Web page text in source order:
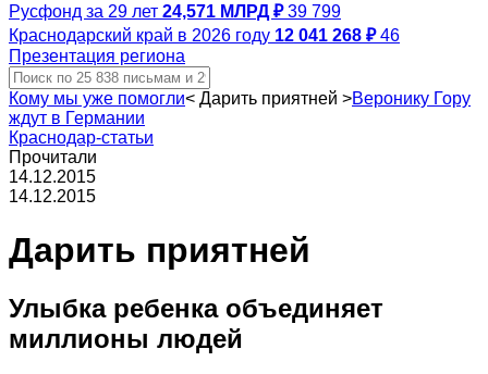
Русфонд за 29 лет 24,571 МЛРД ₽ 39 799
Краснодарский край в 2026 году 12 041 268 ₽ 46
Презентация региона
Кому мы уже помогли< Дарить приятней >Веронику Гору
ждут в Германии
Краснодар-статьи
Прочитали
14.12.2015
14.12.2015
Дарить приятней
Улыбка ребенка объединяет
миллионы людей